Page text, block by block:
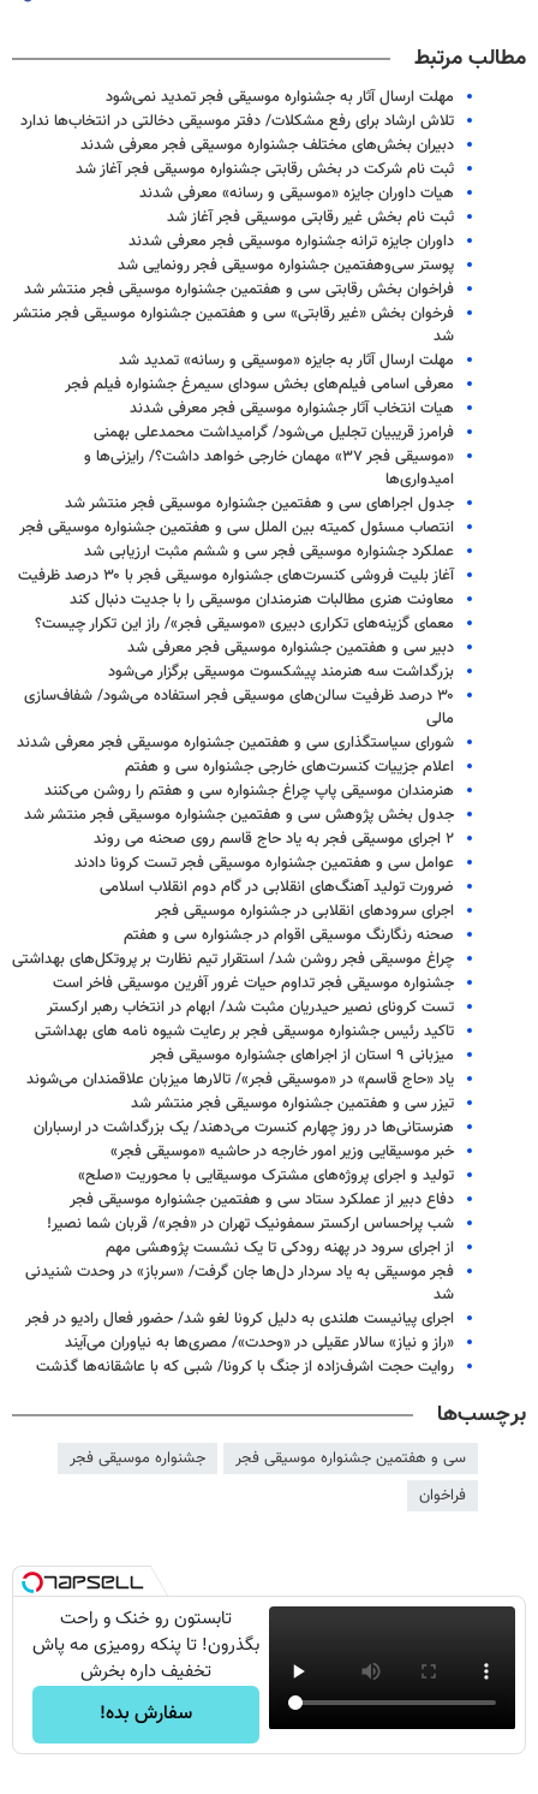
مطالب مرتبط
مهلت ارسال آثار به جشنواره موسیقی فجر تمدید نمی‌شود
تلاش ارشاد برای رفع مشکلات/ دفتر موسیقی دخالتی در انتخاب‌ها ندارد
دبیران بخش‌های مختلف جشنواره موسیقی فجر معرفی شدند
ثبت نام شرکت در بخش رقابتی جشنواره موسیقی فجر آغاز شد
هیات داوران جایزه «موسیقی و رسانه» معرفی شدند
ثبت نام بخش غیر رقابتی موسیقی فجر آغاز شد
داوران جایزه ترانه جشنواره موسیقی فجر معرفی شدند
پوستر سی‌وهفتمین جشنواره موسیقی فجر رونمایی شد
فراخوان بخش رقابتی سی و هفتمین جشنواره موسیقی فجر منتشر شد
فرخوان بخش «غیر رقابتی» سی و هفتمین جشنواره موسیقی فجر منتشر
شد
مهلت ارسال آثار به جایزه «موسیقی و رسانه» تمدید شد
معرفی اسامی فیلم‌های بخش سودای سیمرغ جشنواره فیلم فجر
هیات انتخاب آثار جشنواره موسیقی فجر معرفی شدند
فرامرز قریبیان تجلیل می‌شود/ گرامیداشت محمدعلی بهمنی
«موسیقی فجر ۳۷» مهمان خارجی خواهد داشت؟/ رایزنی‌ها و
امیدواری‌ها
جدول اجراهای سی و هفتمین جشنواره موسیقی فجر منتشر شد
انتصاب مسئول کمیته بین الملل سی و هفتمین جشنواره موسیقی فجر
عملکرد جشنواره موسیقی فجر سی و ششم مثبت ارزیابی شد
آغاز بلیت فروشی کنسرت‌های جشنواره موسیقی فجر با ۳۰ درصد ظرفیت
معاونت هنری مطالبات هنرمندان موسیقی را با جدیت دنبال کند
معمای گزینه‌های تکراری دبیری «موسیقی فجر»/ راز این تکرار چیست؟
دبیر سی و هفتمین جشنواره موسیقی فجر معرفی شد
بزرگداشت سه هنرمند پیشکسوت موسیقی برگزار می‌شود
۳۰ درصد ظرفیت سالن‌های موسیقی فجر استفاده می‌شود/ شفاف‌سازی
مالی
شورای سیاستگذاری سی و هفتمین جشنواره موسیقی فجر معرفی شدند
اعلام جزییات کنسرت‌های خارجی جشنواره سی و هفتم
هنرمندان موسیقی پاپ چراغ جشنواره سی و هفتم را روشن می‌کنند
جدول بخش پژوهش سی و هفتمین جشنواره موسیقی فجر منتشر شد
۲ اجرای موسیقی فجر به یاد حاج قاسم روی صحنه می روند
عوامل سی و هفتمین جشنواره موسیقی فجر تست کرونا دادند
ضرورت تولید آهنگ‌های انقلابی در گام دوم انقلاب اسلامی
اجرای سرودهای انقلابی در جشنواره موسیقی فجر
صحنه رنگارنگ موسیقی اقوام در جشنواره سی و هفتم
چراغ موسیقی فجر روشن شد/ استقرار تیم نظارت بر پروتکل‌های بهداشتی
جشنواره موسیقی فجر تداوم حیات غرور آفرین موسیقی فاخر است
تست کرونای نصیر حیدریان مثبت شد/ ابهام در انتخاب رهبر ارکستر
تاکید رئیس جشنواره موسیقی فجر بر رعایت شیوه نامه های بهداشتی
میزبانی ۹ استان از اجراهای جشنواره موسیقی فجر
یاد «حاج قاسم» در «موسیقی فجر»/ تالارها میزبان علاقمندان می‌شوند
تیزر سی و هفتمین جشنواره موسیقی فجر منتشر شد
هنرستانی‌ها در روز چهارم کنسرت می‌دهند/ یک بزرگداشت در ارسباران
خبر موسیقایی وزیر امور خارجه در حاشیه «موسیقی فجر»
تولید و اجرای پروژه‌های مشترک موسیقایی با محوریت «صلح»
دفاع دبیر از عملکرد ستاد سی و هفتمین جشنواره موسیقی فجر
شب پراحساس ارکستر سمفونیک تهران در «فجر»/ قربان شما نصیر!
از اجرای سرود در پهنه رودکی تا یک نشست پژوهشی مهم
فجر موسیقی به یاد سردار دل‌ها جان گرفت/ «سرباز» در وحدت شنیدنی
شد
اجرای پیانیست هلندی به دلیل کرونا لغو شد/ حضور فعال رادیو در فجر
«راز و نیاز» سالار عقیلی در «وحدت»/ مصری‌ها به نیاوران می‌آیند
روایت حجت اشرف‌زاده از جنگ با کرونا/ شبی که با عاشقانه‌ها گذشت
برچسب‌ها
سی و هفتمین جشنواره موسیقی فجر
جشنواره موسیقی فجر
فراخوان
تابستون رو خنک و راحت
بگذرون! تا پنکه رومیزی مه پاش
تخفیف داره بخرش
سفارش بده!